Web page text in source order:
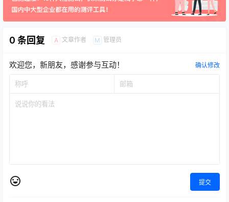
0 条回复 A 文章作者 M 管理员
欢迎您，新朋友，感谢参与互动！ 确认修改
提交